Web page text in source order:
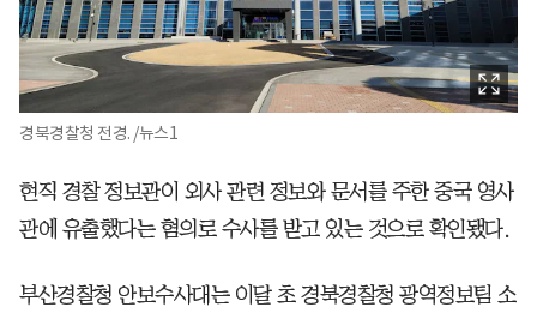
경북경찰청 전경. /뉴스1
현직 경찰 정보관이 외사 관련 정보와 문서를 주한 중국 영사
관에 유출했다는 혐의로 수사를 받고 있는 것으로 확인됐다.
부산경찰청 안보수사대는 이달 초 경북경찰청 광역정보팀 소